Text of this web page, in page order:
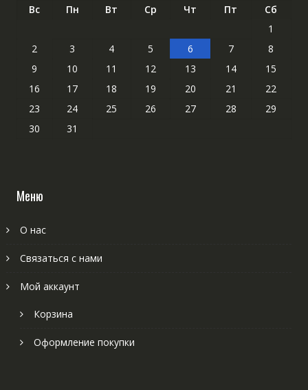
Вс Пн Вт Ср Чт Пт
Сб
1
2
3 4 5 6 7
8
9
10 11 12 13 14
15
16
17 18 19 20 21
22
23
24 25 26 27 28
29
30
31
Меню
О нас
Связаться с нами
Мой аккаунт
Корзина
Оформление покупки